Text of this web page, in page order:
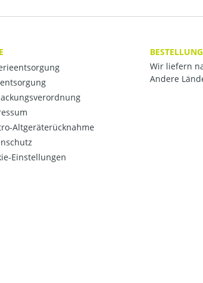
Altgeräterücknahme
Einstellungen
Wir liefern
Andere